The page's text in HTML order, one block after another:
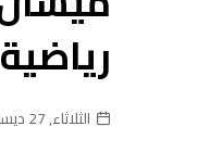
رياضية
الثلاثاء, 27 ديسمبر 2022, 12:35